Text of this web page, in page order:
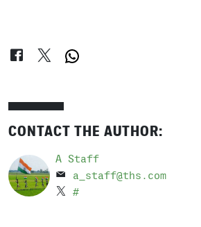
CONTACT THE AUTHOR:
A Staff
a_staff@ths.com
#